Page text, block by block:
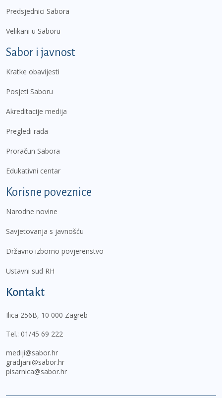
Predsjednici Sabora
Velikani u Saboru
Sabor i javnost
Kratke obavijesti
Posjeti Saboru
Akreditacije medija
Pregledi rada
Proračun Sabora
Edukativni centar
Korisne poveznice
Narodne novine
Savjetovanja s javnošću
Državno izborno povjerenstvo
Ustavni sud RH
Kontakt
Ilica 256B, 10 000 Zagreb
Tel.: 01/45 69 222
mediji@sabor.hr
gradjani@sabor.hr
pisarnica@sabor.hr